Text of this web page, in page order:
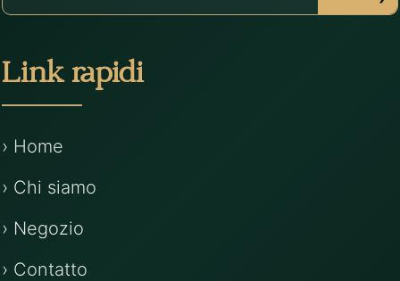
Link rapidi
› Home
› Chi siamo
› Negozio
› Contatto